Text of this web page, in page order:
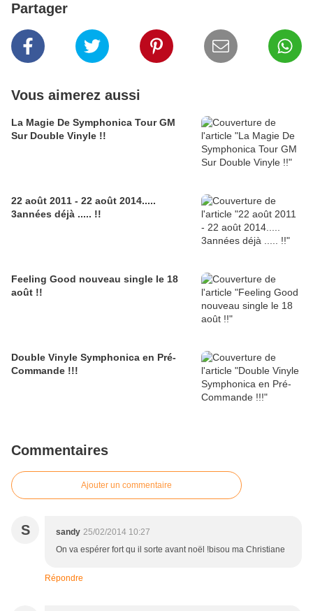
Partager
Vous aimerez aussi
La Magie De Symphonica Tour GM
Sur Double Vinyle !!
22 août 2011 - 22 août 2014.....
3années déjà ..... !!
Feeling Good nouveau single le 18
août !!
Double Vinyle Symphonica en Pré-
Commande !!!
Commentaires
Ajouter un commentaire
S sandy 25/02/2014 10:27
On va espérer fort qu il sorte avant noël !bisou ma Christiane
Répondre